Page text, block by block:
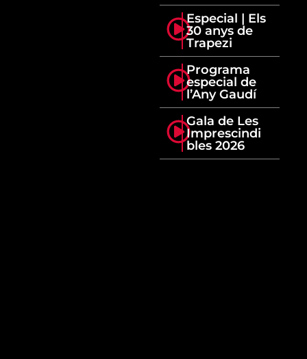
Especial | Els
30 anys de
Trapezi
Programa
especial de
l’Any Gaudí
Gala de Les
Imprescindi
bles 2026